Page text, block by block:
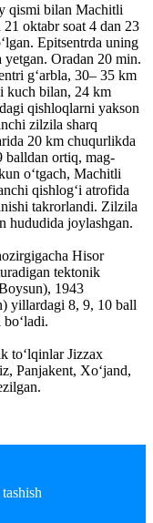
qismi bilan Machitli
oktabr soat 4 dan 23
Epitsentrda uning
Oradan 20 min.
gʻarbla, 30– 35 km
kuch bilan, 24 km
qishloqlarni yakson
zilzila sharq
20 km chuqurlikda
balldan ortiq, mag-
oʻtgach, Machitli
qishlogʻi atrofida
takrorlandi. Zilzila
hududida joylashgan.
Hisor
tektonik
1943
yillardagi 8, 9, 10 ball
toʻlqinlar Jizzax
Panjakent, Xoʻjand,